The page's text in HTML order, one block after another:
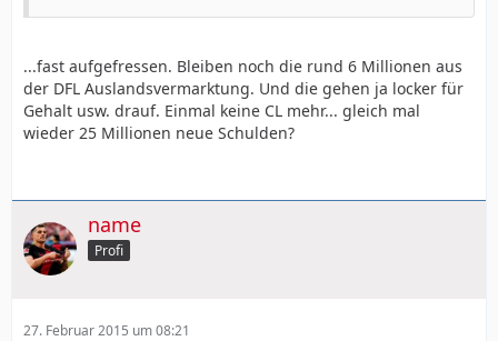
...fast aufgefressen. Bleiben noch die rund 6 Millionen aus
der DFL Auslandsvermarktung. Und die gehen ja locker für
Gehalt usw. drauf. Einmal keine CL mehr... gleich mal
wieder 25 Millionen neue Schulden?
name
Profi
27. Februar 2015 um 08:21